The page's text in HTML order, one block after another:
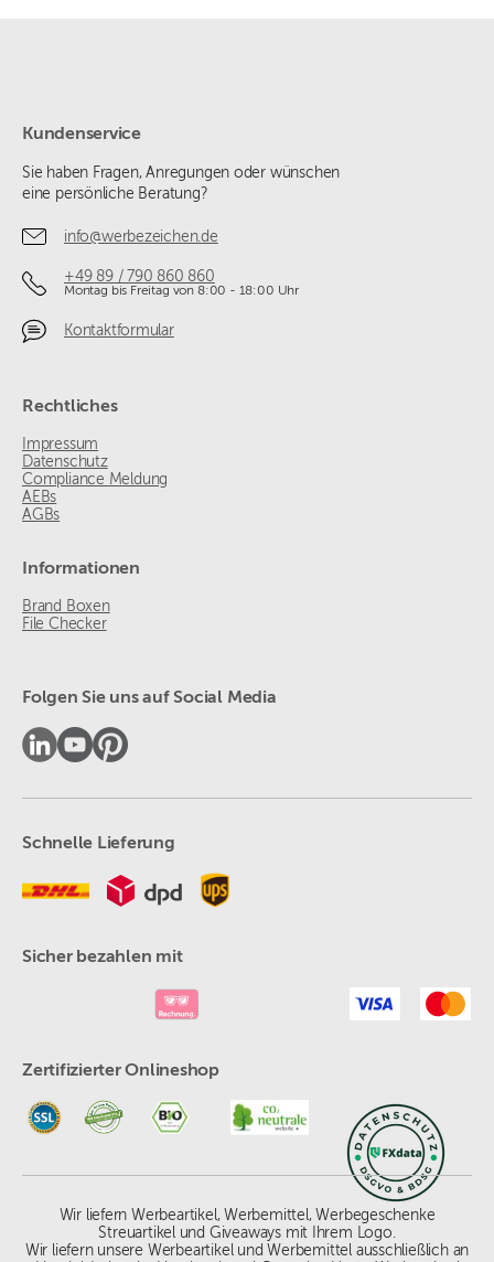
Kundenservice
Sie haben Fragen, Anregungen oder wünschen
eine persönliche Beratung?
info@werbezeichen.de
+49 89 / 790 860 860
Montag bis Freitag von 8:00 - 18:00 Uhr
Kontaktformular
Rechtliches
Impressum
Datenschutz
Compliance Meldung
AEBs
AGBs
Informationen
Brand Boxen
File Checker
Folgen Sie uns auf Social Media
Schnelle Lieferung
Sicher bezahlen mit
Zertifizierter Onlineshop
Wir liefern Werbeartikel, Werbemittel, Werbegeschenke
Streuartikel und Giveaways mit Ihrem Logo.
Wir liefern unsere Werbeartikel und Werbemittel ausschließlich an